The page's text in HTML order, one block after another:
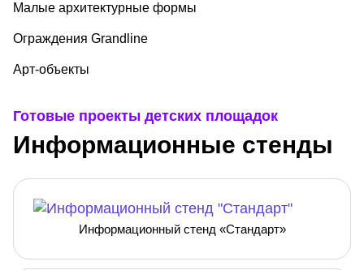
Малые архитектурные формы
Ограждения Grandline
Арт-объекты
Готовые проекты детских площадок
Информационные стенды
Информационный стенд «Стандарт»